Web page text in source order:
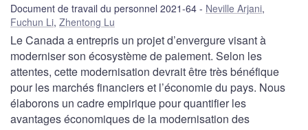
Document de travail du personnel 2021-64 Neville Arjani,
Fuchun Li, Zhentong Lu
Le Canada a entrepris un projet d’envergure visant à
moderniser son écosystème de paiement. Selon les
attentes, cette modernisation devrait être très bénéfique
pour les marchés financiers et l’économie du pays. Nous
élaborons un cadre empirique pour quantifier les
avantages économiques de la modernisation des